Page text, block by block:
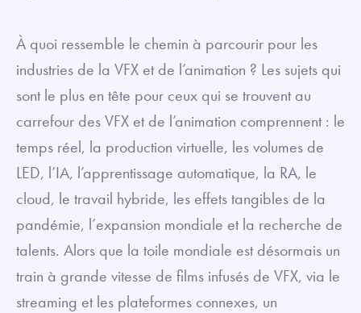
À quoi ressemble le chemin à parcourir pour les
industries de la VFX et de l’animation ? Les sujets qui
sont le plus en tête pour ceux qui se trouvent au
carrefour des VFX et de l’animation comprennent : le
temps réel, la production virtuelle, les volumes de
LED, l’IA, l’apprentissage automatique, la RA, le
cloud, le travail hybride, les effets tangibles de la
pandémie, l’expansion mondiale et la recherche de
talents. Alors que la toile mondiale est désormais un
train à grande vitesse de films infusés de VFX, via le
streaming et les plateformes connexes, un